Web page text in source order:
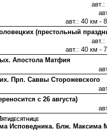
авт.: 40 км -
(престольный
авт.: 40 км -
Апостола Матфия
Прп. Саввы Сторожевского
с 26 августа)
Исповедника. Блж. Максима